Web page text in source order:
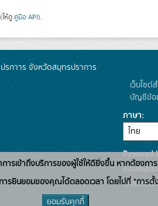
(ให้ดู คู่มือ API).
รกาาร จังหวัดสมุทรปราการ
เว็บไซ
บัญชีข้อ
ภาษา
Powered
สนับสนุนร
เว็บไซต์ที่
ารเข้าถึงบริการของผู้ใช้ให้ดียิ่งขึ้น หากต้องก
รยินยอมของคุณได้ตลอดเวลา โดยไปที่ "การตั้
ยอมรับคุกกี้